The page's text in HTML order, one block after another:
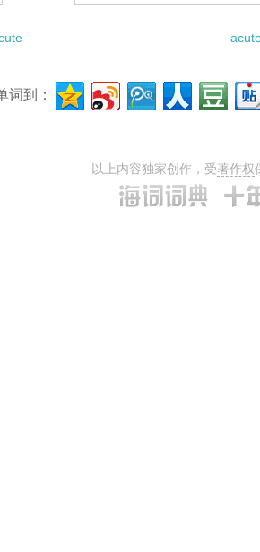
词到：
以上内容独家创作，受著作权